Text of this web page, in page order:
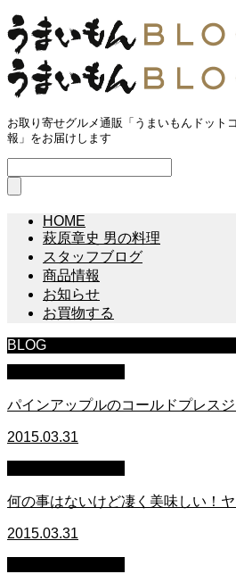
お取り寄せグルメ通販「うまいもんドット
報」をお届けします
HOME
萩原章史 男の料理
スタッフブログ
商品情報
お知らせ
お買物する
BLOG
パインアップルのコールドプレス
2015.03.31
何の事はないけど凄く美味しい！
2015.03.31